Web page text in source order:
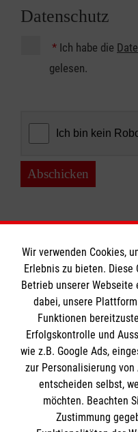
Datenschutz
* Ich habe die
gelesen.
Abschicken
Informationen
Impressum
Datenschutz
Kontakt
Barrierefreiheit
Die Malteser
Malteser in
Wir verwenden Cookies,
Erlebnis zu bieten.
Betrieb unserer
dabei, unsere
Funktionen
Erfolgskontrolle und
wie z.B. Google Ads,
zur Personalisierung
entscheiden selbst,
möchten. Beachten
Zustimmung